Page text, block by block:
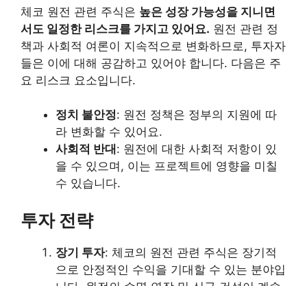
체코 원전 관련 주식은 높은 성장 가능성을 지니면
서도 일정한 리스크를 가지고 있어요. 원전 관련 정
책과 사회적 여론이 지속적으로 변화하므로, 투자자
들은 이에 대해 공감하고 있어야 합니다. 다음은 주
요 리스크 요소입니다.
정치 불안정: 원전 정책은 정부의 지원에 따
라 변화할 수 있어요.
사회적 반대 : 원전에 대한 사회적 저항이 있
을 수 있으며, 이는 프로젝트에 영향을 미칠
수 있습니다.
투자 전략
장기 투자: 체코의 원전 관련 주식은 장기적
으로 안정적인 수익을 기대할 수 있는 분야입